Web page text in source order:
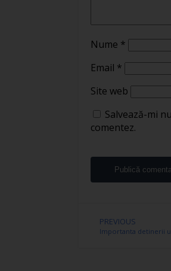
Nume *
Email *
Site web
Salvează-mi
comentez.
PREVIOUS